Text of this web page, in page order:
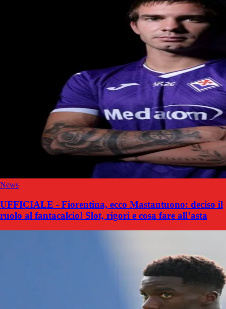
News
UFFICIALE - Fiorentina, ecco Mastantuono: deciso il
ruolo al fantacalcio! Slot, rigori e cosa fare all’asta